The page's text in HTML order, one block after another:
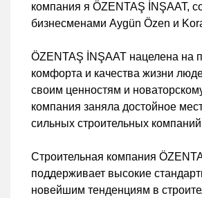
компания я ÖZENTAŞ İNŞAAT,
бизнесменами Aygün Özen и
ÖZENTAŞ İNŞAAT нацелена на
комфорта и качества жизни
своим ценностям и
компания заняла достойное
сильных строительных
Строительная компания
поддерживает высокие
новейшим тенденциям в